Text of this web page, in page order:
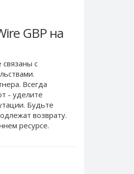
GBP на
c
Всегда
- уделите
Будьте
возврату.
ресурсе.